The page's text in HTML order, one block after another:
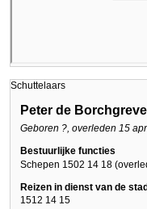
Schuttelaars
Peter de Borchgreve
Geboren ?, overleden 15
Bestuurlijke functies
Schepen 1502 14 18
Reizen in dienst van de
1512 14 15